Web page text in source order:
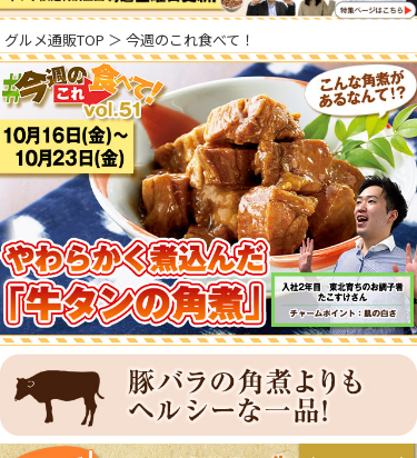
グルメ通販TOP ＞ 今週のこれ食べて！